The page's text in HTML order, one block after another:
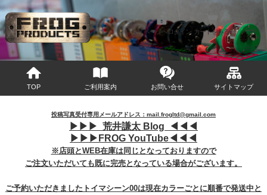
マイページへログイン カートをみる
TOP ご利用案内 お問い合せ サイトマップ
投稿写真受付専用メールアドレス：mail.frogltd@gmail.com
▶︎ ▶︎ ▶︎ 荒井謙太 Blog ◀︎ ◀︎ ◀︎
▶︎ ▶︎ ▶︎ FROG YouTube◀︎ ◀︎ ◀︎
※店頭とWEB在庫は同じとなっておりますので
ご注文いただいても既に完売となっている場合がございます。
ご予約いただきましたトイマシーン00は現在カラーごとに順番で発送中と